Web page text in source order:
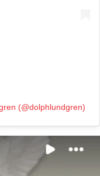
(@dolphlundgren)